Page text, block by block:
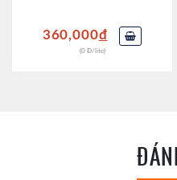
360,000đ
(0 Đ/lite)